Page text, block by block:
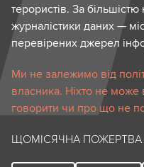
терористів. За більшістю
журналістики даних —
перевірених джерел
Ми не залежимо від
власника. Ніхто не може
говорити чи про що не
ЩОМІСЯЧНА ПОЖЕРТВА